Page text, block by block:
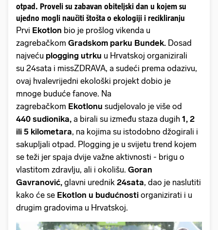
otpad. Proveli su zabavan obiteljski dan u kojem su
ujedno mogli naučiti štošta o ekologiji i recikliranju
Prvi Ekotlon bio je prošlog vikenda u
zagrebačkom Gradskom parku Bundek. Dosad
najveću plogging utrku u Hrvatskoj organizirali
su 24sata i missZDRAVA, a sudeći prema odazivu,
ovaj hvalevrijedni ekološki projekt dobio je
mnoge buduće fanove. Na
zagrebačkom Ekotlonu sudjelovalo je više od
440 sudionika, a birali su između staza dugih 1, 2
ili 5 kilometara, na kojima su istodobno džogirali i
sakupljali otpad. Plogging je u svijetu trend kojem
se teži jer spaja dvije važne aktivnosti - brigu o
vlastitom zdravlju, ali i okolišu. Goran
Gavranović, glavni urednik 24sata, dao je naslutiti
kako će se Ekotlon u budućnosti organizirati i u
drugim gradovima u Hrvatskoj.